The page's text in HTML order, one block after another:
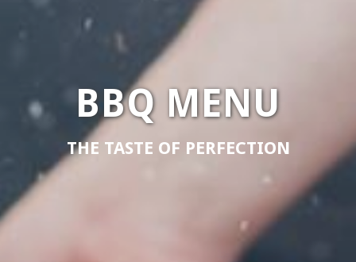
BBQ MENU
THE TASTE OF PERFECTION